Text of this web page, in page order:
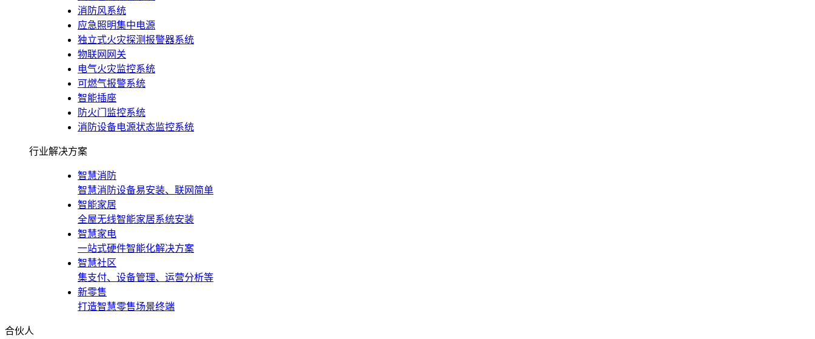
消防风系统
应急照明集中电源
独立式火灾探测报警器系统
物联网网关
电气火灾监控系统
可燃气报警系统
智能插座
防火门监控系统
消防设备电源状态监控系统
行业解决方案
智慧消防
智慧消防设备易安装、联网简单
智能家居
全屋无线智能家居系统安装
智慧家电
一站式硬件智能化解决方案
智慧社区
集支付、设备管理、运营分析等
新零售
打造智慧零售场景终端
合伙人